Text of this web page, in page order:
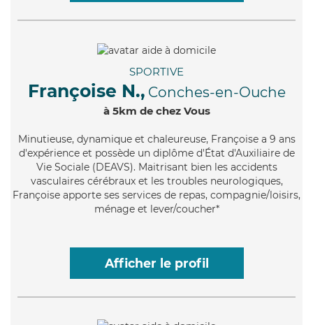
SPORTIVE
Françoise N., Conches-en-Ouche
à 5km de chez Vous
Minutieuse, dynamique et chaleureuse, Françoise a 9 ans
d'expérience et possède un diplôme d'État d'Auxiliaire de
Vie Sociale (DEAVS). Maitrisant bien les accidents
vasculaires cérébraux et les troubles neurologiques,
Françoise apporte ses services de repas, compagnie/loisirs,
ménage et lever/coucher*
Afficher le profil